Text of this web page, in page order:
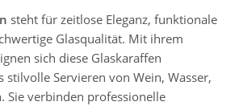
steht für zeitlose Eleganz, funktionale
Glasqualität. Mit ihrem
sich diese Glaskaraffen
stilvolle Servieren von Wein, Wasser,
Sie verbinden professionelle